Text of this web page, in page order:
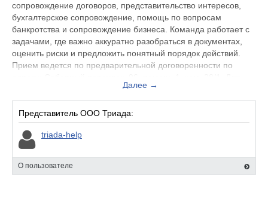
сопровождение договоров, представительство интересов,
бухгалтерское сопровождение, помощь по вопросам
банкротства и сопровождение бизнеса. Команда работает с
задачами, где важно аккуратно разобраться в документах,
оценить риски и предложить понятный порядок действий.
Прием ведется по предварительной договоренности по
связи: +7 928 909-24-97, letter@triada-help.ru.
Далее →
Представитель ООО Триада:
triada-help
О пользователе